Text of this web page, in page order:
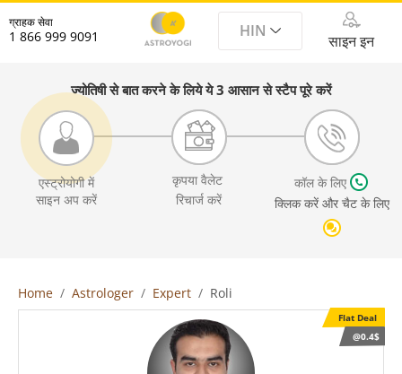
ग्राहक सेवा
1 866 999 9091 HIN
साइन इन
ज्योतिषी से बात करने के लिये ये 3 आसान से स्टैप पूरे करें
एस्ट्रोयोगी में
साइन अप करें
कृपया वैलेट
रिचार्ज करें
कॉल के लिए
क्लिक करें और चैट के लिए
Home Astrologer Expert Roli
Flat Deal
@0.4$